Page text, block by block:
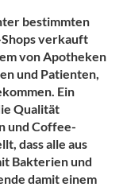
bestimmten
verkauft
von Apotheken
und Patienten,
Ein
Qualität
und Coffee-
dass alle aus
Bakterien und
damit einem